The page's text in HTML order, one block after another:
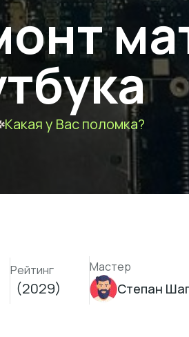
Какая у Вас поломка?
Рейтинг
(2029)
Мастер
Степан